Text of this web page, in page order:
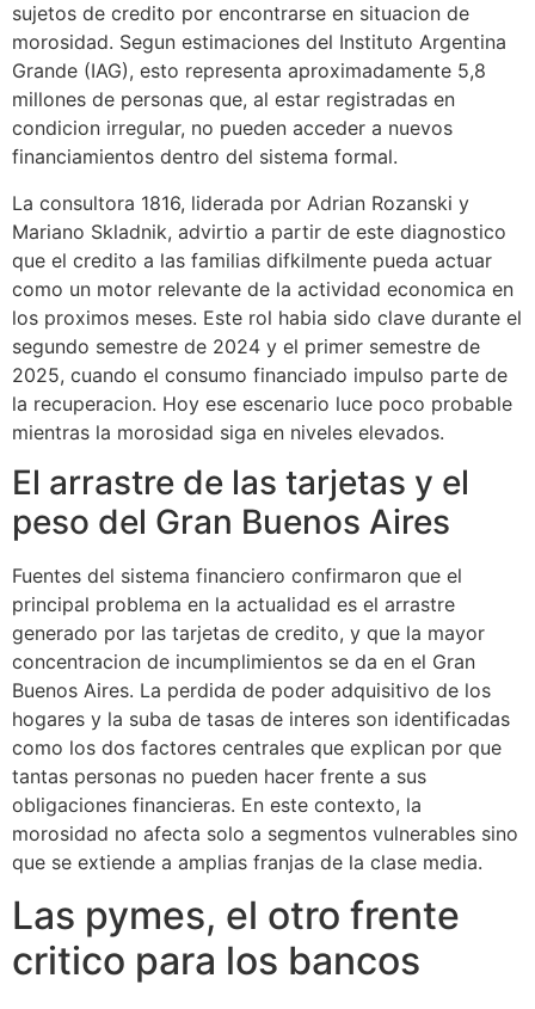
sujetos de credito por encontrarse en situacion de
morosidad. Segun estimaciones del Instituto Argentina
Grande (IAG), esto representa aproximadamente 5,8
millones de personas que, al estar registradas en
condicion irregular, no pueden acceder a nuevos
financiamientos dentro del sistema formal.
La consultora 1816, liderada por Adrian Rozanski y
Mariano Skladnik, advirtio a partir de este diagnostico
que el credito a las familias difkilmente pueda actuar
como un motor relevante de la actividad economica en
los proximos meses. Este rol habia sido clave durante el
segundo semestre de 2024 y el primer semestre de
2025, cuando el consumo financiado impulso parte de
la recuperacion. Hoy ese escenario luce poco probable
mientras la morosidad siga en niveles elevados.
El arrastre de las tarjetas y el
peso del Gran Buenos Aires
Fuentes del sistema financiero confirmaron que el
principal problema en la actualidad es el arrastre
generado por las tarjetas de credito, y que la mayor
concentracion de incumplimientos se da en el Gran
Buenos Aires. La perdida de poder adquisitivo de los
hogares y la suba de tasas de interes son identificadas
como los dos factores centrales que explican por que
tantas personas no pueden hacer frente a sus
obligaciones financieras. En este contexto, la
morosidad no afecta solo a segmentos vulnerables sino
que se extiende a amplias franjas de la clase media.
Las pymes, el otro frente
critico para los bancos